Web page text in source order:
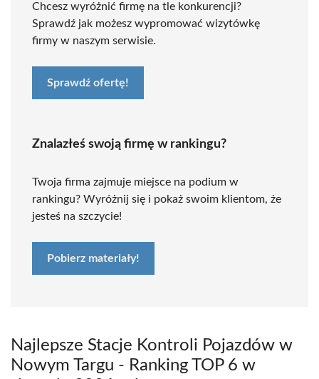
Chcesz wyróżnić firmę na tle konkurencji?
Sprawdź jak możesz wypromować wizytówkę
firmy w naszym serwisie.
Sprawdź ofertę!
Znalazłeś swoją firmę w rankingu?
Twoja firma zajmuje miejsce na podium w
rankingu? Wyróżnij się i pokaż swoim klientom, że
jesteś na szczycie!
Pobierz materiały!
Najlepsze Stacje Kontroli Pojazdów w
Nowym Targu - Ranking TOP 6 w